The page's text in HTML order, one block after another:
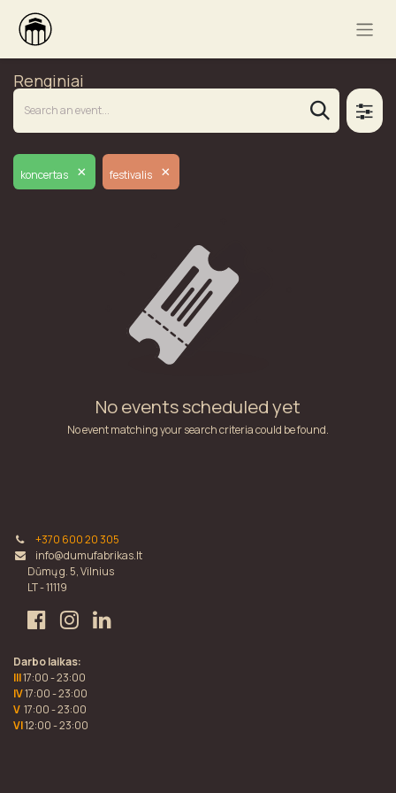
Renginiai
koncertas × festivalis ×
No events scheduled yet
No event matching your search criteria could be found.
+370 600 20 305
info@dumufabrikas.lt
Dūmų g. 5, Vilnius
LT - 11119
Darbo laikas:
III17:00 - 23:00
IV17:00 - 23:00
V 17:00 - 23:00
VI12:00 - 23:00